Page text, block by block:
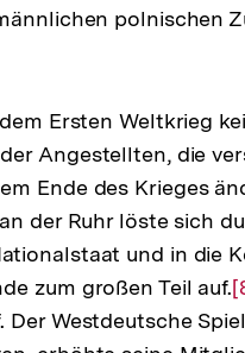
polnischen
Ersten Weltkrieg
Angestellten, die
Ende des Krieges
der Ruhr löste sich
und in die
zum großen Teil auf.
Westdeutsche